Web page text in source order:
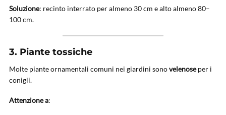
Soluzione: recinto interrato per almeno 30 cm e alto almeno 80–
100 cm.
3. Piante tossiche
Molte piante ornamentali comuni nei giardini sonovelenoseper i
conigli.
Attenzione a: